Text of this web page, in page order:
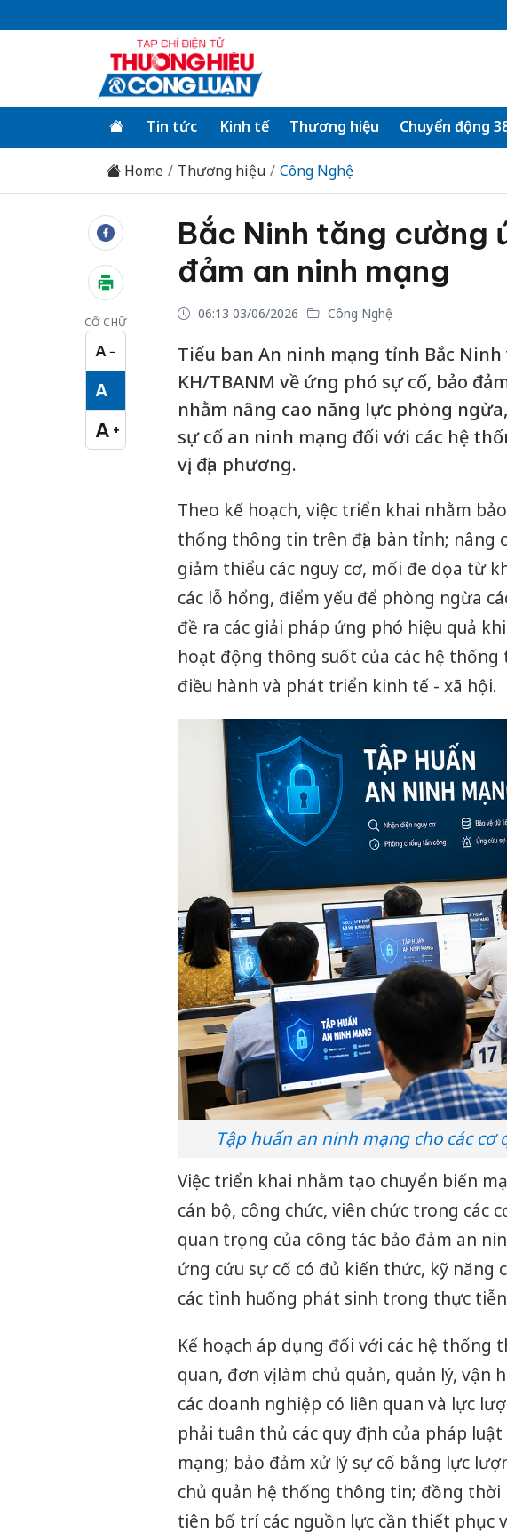
Tin tức Kinh tế Thương hiệu Chuyển động
Home Thương hiệu Công Nghệ
CỠ CHỮ
A −
Cỡ chữ nhỏ
A
Cỡ chữ vừa
A +
Cỡ chữ lớn
Bắc Ninh tăng cường
đảm an ninh mạng
06:13 03/06/2026 Công Nghệ
Tiểu ban An ninh mạng tỉnh Bắc Ninh
KH/TBANM về ứng phó sự cố, bảo
nhằm nâng cao năng lực phòng
sự cố an ninh mạng đối với các hệ
vị, địa phương.
Theo kế hoạch, việc triển khai nhằm
thống thông tin trên địa bàn tỉnh; nâng
giảm thiểu các nguy cơ, mối đe dọa từ
các lỗ hổng, điểm yếu để phòng ngừa
đề ra các giải pháp ứng phó hiệu quả
hoạt động thông suốt của các hệ
điều hành và phát triển kinh tế - xã hội.
Tập huấn an ninh mạng cho các
Việc triển khai nhằm tạo chuyển biến
cán bộ, công chức, viên chức trong các
quan trọng của công tác bảo đảm an
ứng cứu sự cố có đủ kiến thức, kỹ năng
các tình huống phát sinh trong thực
Kế hoạch áp dụng đối với các hệ thống
quan, đơn vị làm chủ quản, quản lý,
các doanh nghiệp có liên quan và lực
phải tuân thủ các quy định của pháp
mạng; bảo đảm xử lý sự cố bằng lực
chủ quản hệ thống thông tin; đồng
tiên bố trí các nguồn lực cần thiết phục